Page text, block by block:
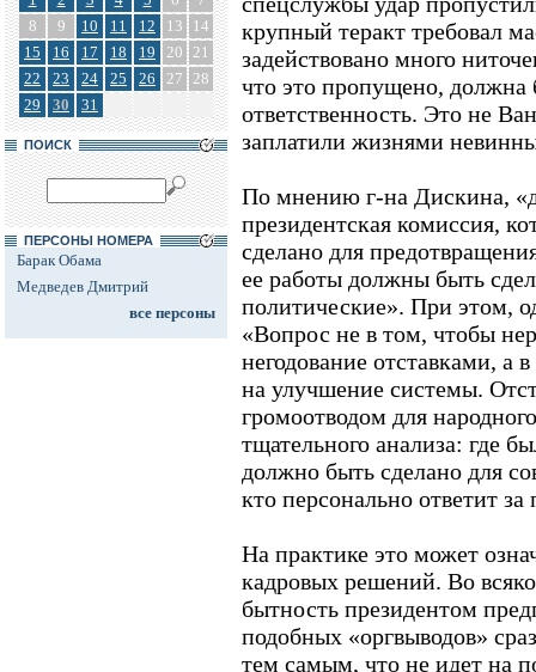
8
9 10 11 12 13
14
15
16 17 18 19 20 21
22
23 24 25 26 27 28
29
30 31
ПОИСК
ПЕРСОНЫ НОМЕРА
Барак Обама
Медведев Дмитрий
все персоны
крупный теракт требовал
задействовано много
что это пропущено, должна
ответственность. Это не
заплатили жизнями
По мнению г-на Дискина,
президентская комиссия,
сделано для
ее работы должны быть
политические». При этом,
«Вопрос не в том, чтобы
негодование отставками, а
на улучшение системы.
громоотводом для
тщательного анализа: где
должно быть сделано для
кто персонально ответит
На практике это может
кадровых решений. Во
бытность президентом
подобных «оргвыводов»
тем самым, что не идет на